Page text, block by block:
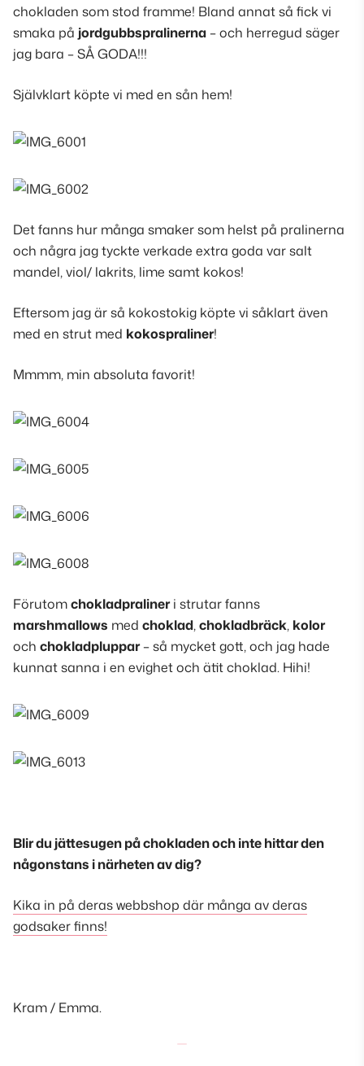
chokladen som stod framme! Bland annat så fick vi
smaka på jordgubbspralinerna – och herregud säger
jag bara – SÅ GODA!!!
Självklart köpte vi med en sån hem!
Det fanns hur många smaker som helst på pralinerna
och några jag tyckte verkade extra goda var salt
mandel, viol/ lakrits, lime samt kokos!
Eftersom jag är så kokostokig köpte vi såklart även
med en strut med kokospraliner!
Mmmm, min absoluta favorit!
Förutomchokladpralineri strutar fanns
marshmallows med choklad,chokladbräck, kolor
och chokladpluppar– så mycket gott, och jag hade
kunnat sanna i en evighet och ätit choklad. Hihi!
Blir du jättesugen på chokladen och inte hittar den
någonstans i närheten av dig?
Kika in på deras webbshop där många av deras
godsaker finns!
Kram / Emma.